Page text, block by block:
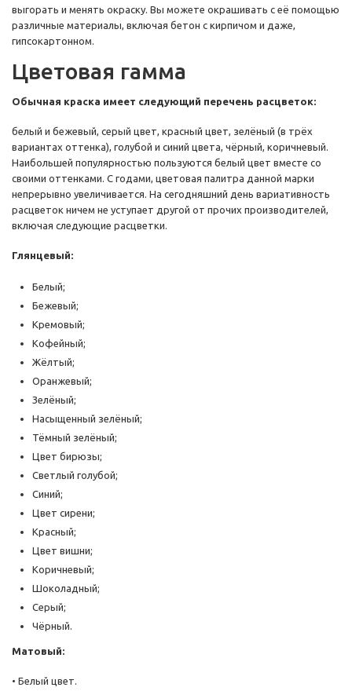
выгорать и менять окраску. Вы можете окрашивать с её помощью
различные материалы, включая бетон с кирпичом и даже,
гипсокартонном.
Цветовая гамма
Обычная краска имеет следующий перечень расцветок:
белый и бежевый, серый цвет, красный цвет, зелёный (в трёх
вариантах оттенка), голубой и синий цвета, чёрный, коричневый.
Наибольшей популярностью пользуются белый цвет вместе со
своими оттенками. С годами, цветовая палитра данной марки
непрерывно увеличивается. На сегодняшний день вариативность
расцветок ничем не уступает другой от прочих производителей,
включая следующие расцветки.
Глянцевый:
Белый;
Бежевый;
Кремовый;
Кофейный;
Жёлтый;
Оранжевый;
Зелёный;
Насыщенный зелёный;
Тёмный зелёный;
Цвет бирюзы;
Светлый голубой;
Синий;
Цвет сирени;
Красный;
Цвет вишни;
Коричневый;
Шоколадный;
Серый;
Чёрный.
Матовый:
• Белый цвет.